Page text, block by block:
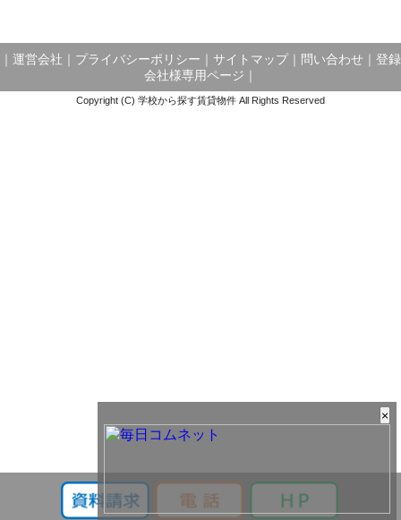
運営会社 プライバシーポリシー サイトマップ｜ 問い合わせ
登録
会社様専用ページ
Copyright (C) 学校から探す賃貸物件 All Rights Reserved